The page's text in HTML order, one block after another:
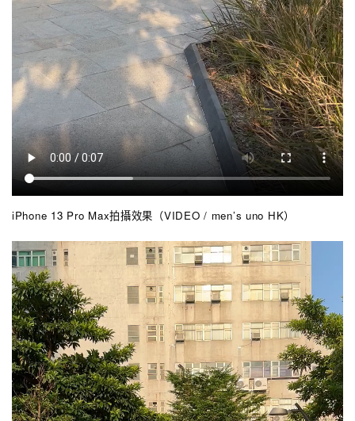
iPhone 13 Pro Max拍攝效果（VIDEO / men’s uno HK）